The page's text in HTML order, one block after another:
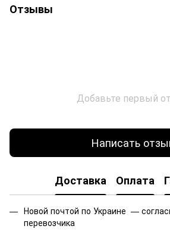
Отзывы
Добавьте первый
Написать
Доставка Оплата
Новой почтой по Украине —
перевозчика